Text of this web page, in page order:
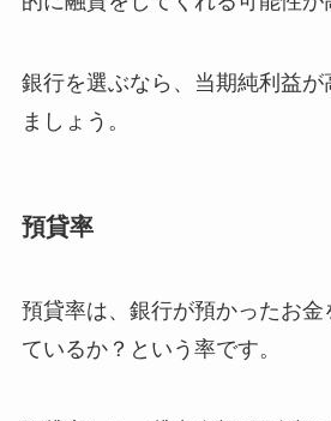
銀行を選ぶなら、当期純利益
ましょう。
預貸率
預貸率は、銀行が預かったお金
ているか？という率です。